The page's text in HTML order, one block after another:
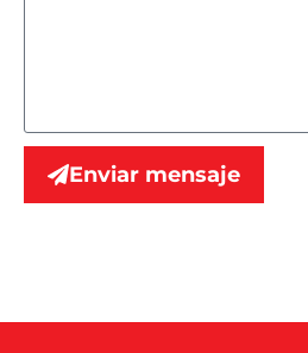
Enviar mensaje